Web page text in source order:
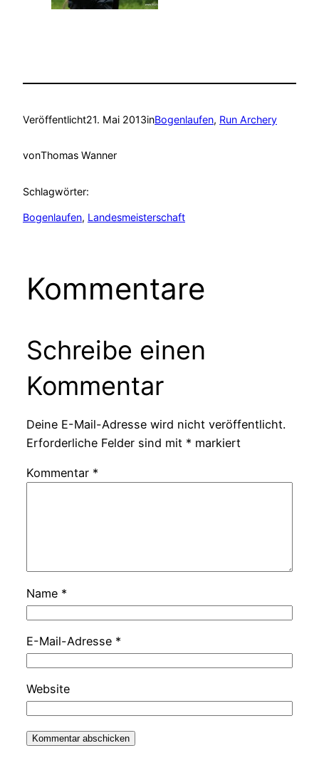
Veröffentlicht21. Mai 2013inBogenlaufen, Run Archery
vonThomas Wanner
Schlagwörter:
Bogenlaufen, Landesmeisterschaft
Kommentare
Schreibe einen
Kommentar
Deine E-Mail-Adresse wird nicht veröffentlicht.
Erforderliche Felder sind mit * markiert
Kommentar *
Name *
E-Mail-Adresse *
Website